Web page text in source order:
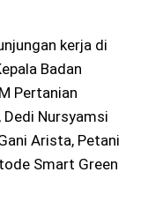
kerja di
Badan
Pertanian
Dedi Nursyamsi
Arista, Petani
Smart Green